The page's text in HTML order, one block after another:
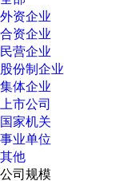
外资企业
合资企业
民营企业
股份制企业
集体企业
上市公司
国家机关
事业单位
其他
公司规模